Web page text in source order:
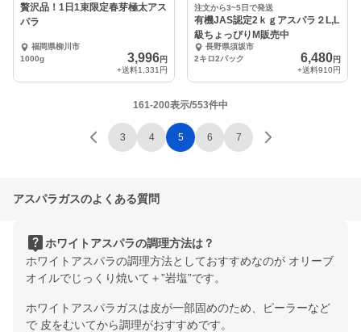
贅沢品！1日1束限定春芽極太アス
パラ
福岡県柳川市
1000g
3,996円
+送料1,331円
注文から3~5日で発送
有機JAS認定2ｋｇアスパラ２L,L
級ちょっぴりM販売中
長野県須坂市
2キロ2パック
6,480円
+送料910円
161-200表示/553件中
3 4 5 6 7
アスパラガスのよくある質問
live_helpホワイトアスパラの調理方法は？
ホワイトアスパラの調理方法としておすすめなのが オリーブ
オイルでじっくり焼いて＋”岩塩”です。
ホワイトアスパラガスは皮が一部固めのため、ピーラーなど
で 皮をむいてから調理がおすすめです。